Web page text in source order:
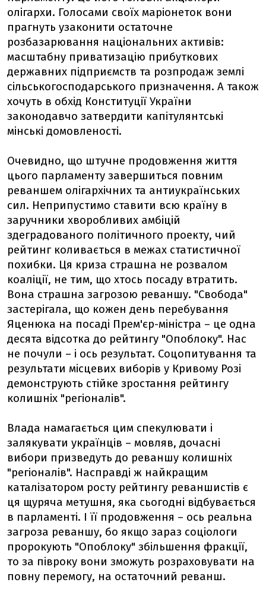
олігархи. Голосами своїх маріонеток вони
прагнуть узаконити остаточне
розбазарювання національних активів:
масштабну приватизацію прибуткових
державних підприємств та розпродаж землі
сільськогосподарського призначення. А також
хочуть в обхід Конституції України
законодавчо затвердити капітулянтські
мінські домовленості.
Очевидно, що штучне продовження життя
цього парламенту завершиться повним
реваншем олігархічних та антиукраїнських
сил. Неприпустимо ставити всю країну в
заручники хворобливих амбіцій
здеградованого політичного проекту, чий
рейтинг коливається в межах статистичної
похибки. Ця криза страшна не розвалом
коаліції, не тим, що хтось посаду втратить.
Вона страшна загрозою реваншу. "Свобода"
застерігала, що кожен день перебування
Яценюка на посаді Прем'єр-міністра – це одна
десята відсотка до рейтингу "Опоблоку". Нас
не почули – і ось результат. Соцопитування та
результати місцевих виборів у Кривому Розі
демонструють стійке зростання рейтингу
колишніх "регіоналів".
Влада намагається цим спекулювати і
залякувати українців – мовляв, дочасні
вибори призведуть до реваншу колишніх
"регіоналів". Насправді ж найкращим
каталізатором росту рейтингу реваншистів є
ця щуряча метушня, яка сьогодні відбувається
в парламенті. І її продовження – ось реальна
загроза реваншу, бо якщо зараз соціологи
пророкують "Опоблоку" збільшення фракції,
то за півроку вони зможуть розраховувати на
повну перемогу, на остаточний реванш.